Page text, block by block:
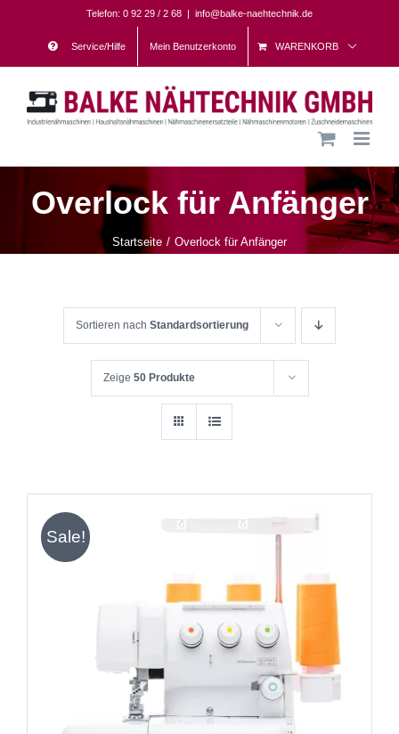
content
Telefon: 0 92 29 / 2 68 | info@balke-naehtechnik.de
Service/Hilfe Mein Benutzerkonto WARENKORB
Overlock für Anfänger
Startseite Overlock für Anfänger
Sortieren nach Standardsortierung
Zeige 50 Produkte
Sale!
IN DEN WARENKORB DETAILS